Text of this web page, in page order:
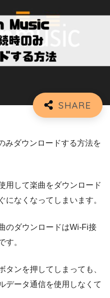
みダウンロードする方法を
用して楽曲をダウンロード
になくなってしまいます。
のダウンロードはWi-Fi接
す。
タンを押してしまっても、
データ通信を使用しなくて